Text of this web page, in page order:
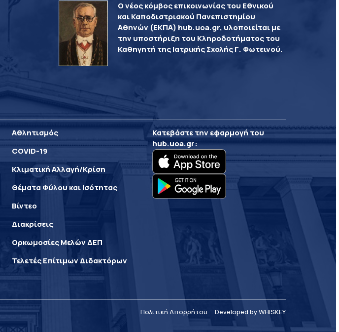
Ο νέος κόμβος επικοινωνίας του Εθνικού
και Καποδιστριακού Πανεπιστημίου
Αθηνών (ΕΚΠΑ) hub.uoa.gr, υλοποιείται με
την υποστήριξη του Κληροδοτήματος του
Καθηγητή της Ιατρικής Σχολής Γ. Φωτεινού.
Αθλητισμός
COVID-19
Κλιματική Αλλαγή/Κρίση
Θέματα Φύλου και Ισότητας
Βίντεο
Διακρίσεις
Ορκωμοσίες Μελών ΔΕΠ
Τελετές Επίτιμων Διδακτόρων
Κατεβάστε την εφαρμογή του
hub.uoa.gr:
Πολιτική Απορρήτου Developed by WHISKEY